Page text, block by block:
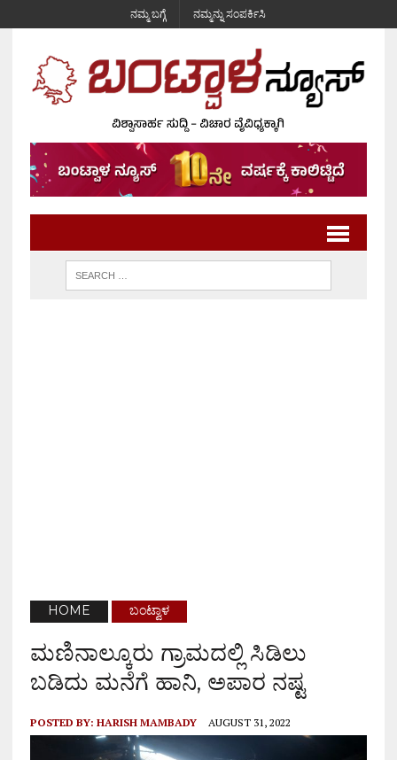
ನಮ್ಮ ಬಗ್ಗೆ ನಮ್ಮನ್ನು ಸಂಪರ್ಕಿಸಿ
HOME ಬಂಟ್ವಾಳ
ಮಣಿನಾಲ್ಕೂರು ಗ್ರಾಮದಲ್ಲಿ ಸಿಡಿಲು
ಬಡಿದು ಮನೆಗೆ ಹಾನಿ, ಅಪಾರ ನಷ್ಟ
POSTED BY: HARISH MAMBADY AUGUST 31, 2022